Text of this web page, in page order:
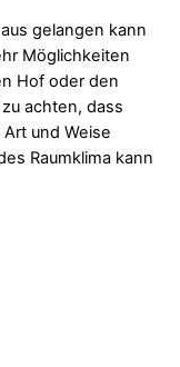
gelangen kann
Möglichkeiten
Hof oder den
achten, dass
und Weise
Raumklima kann